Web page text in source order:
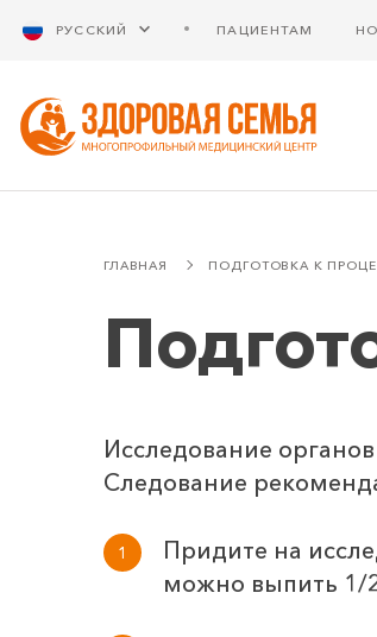
РУССКИЙ ПАЦИЕНТАМ
ГЛАВНАЯ ПОДГОТОВКА К
Исследование
Следование
Придите на
можно выпить 1/2